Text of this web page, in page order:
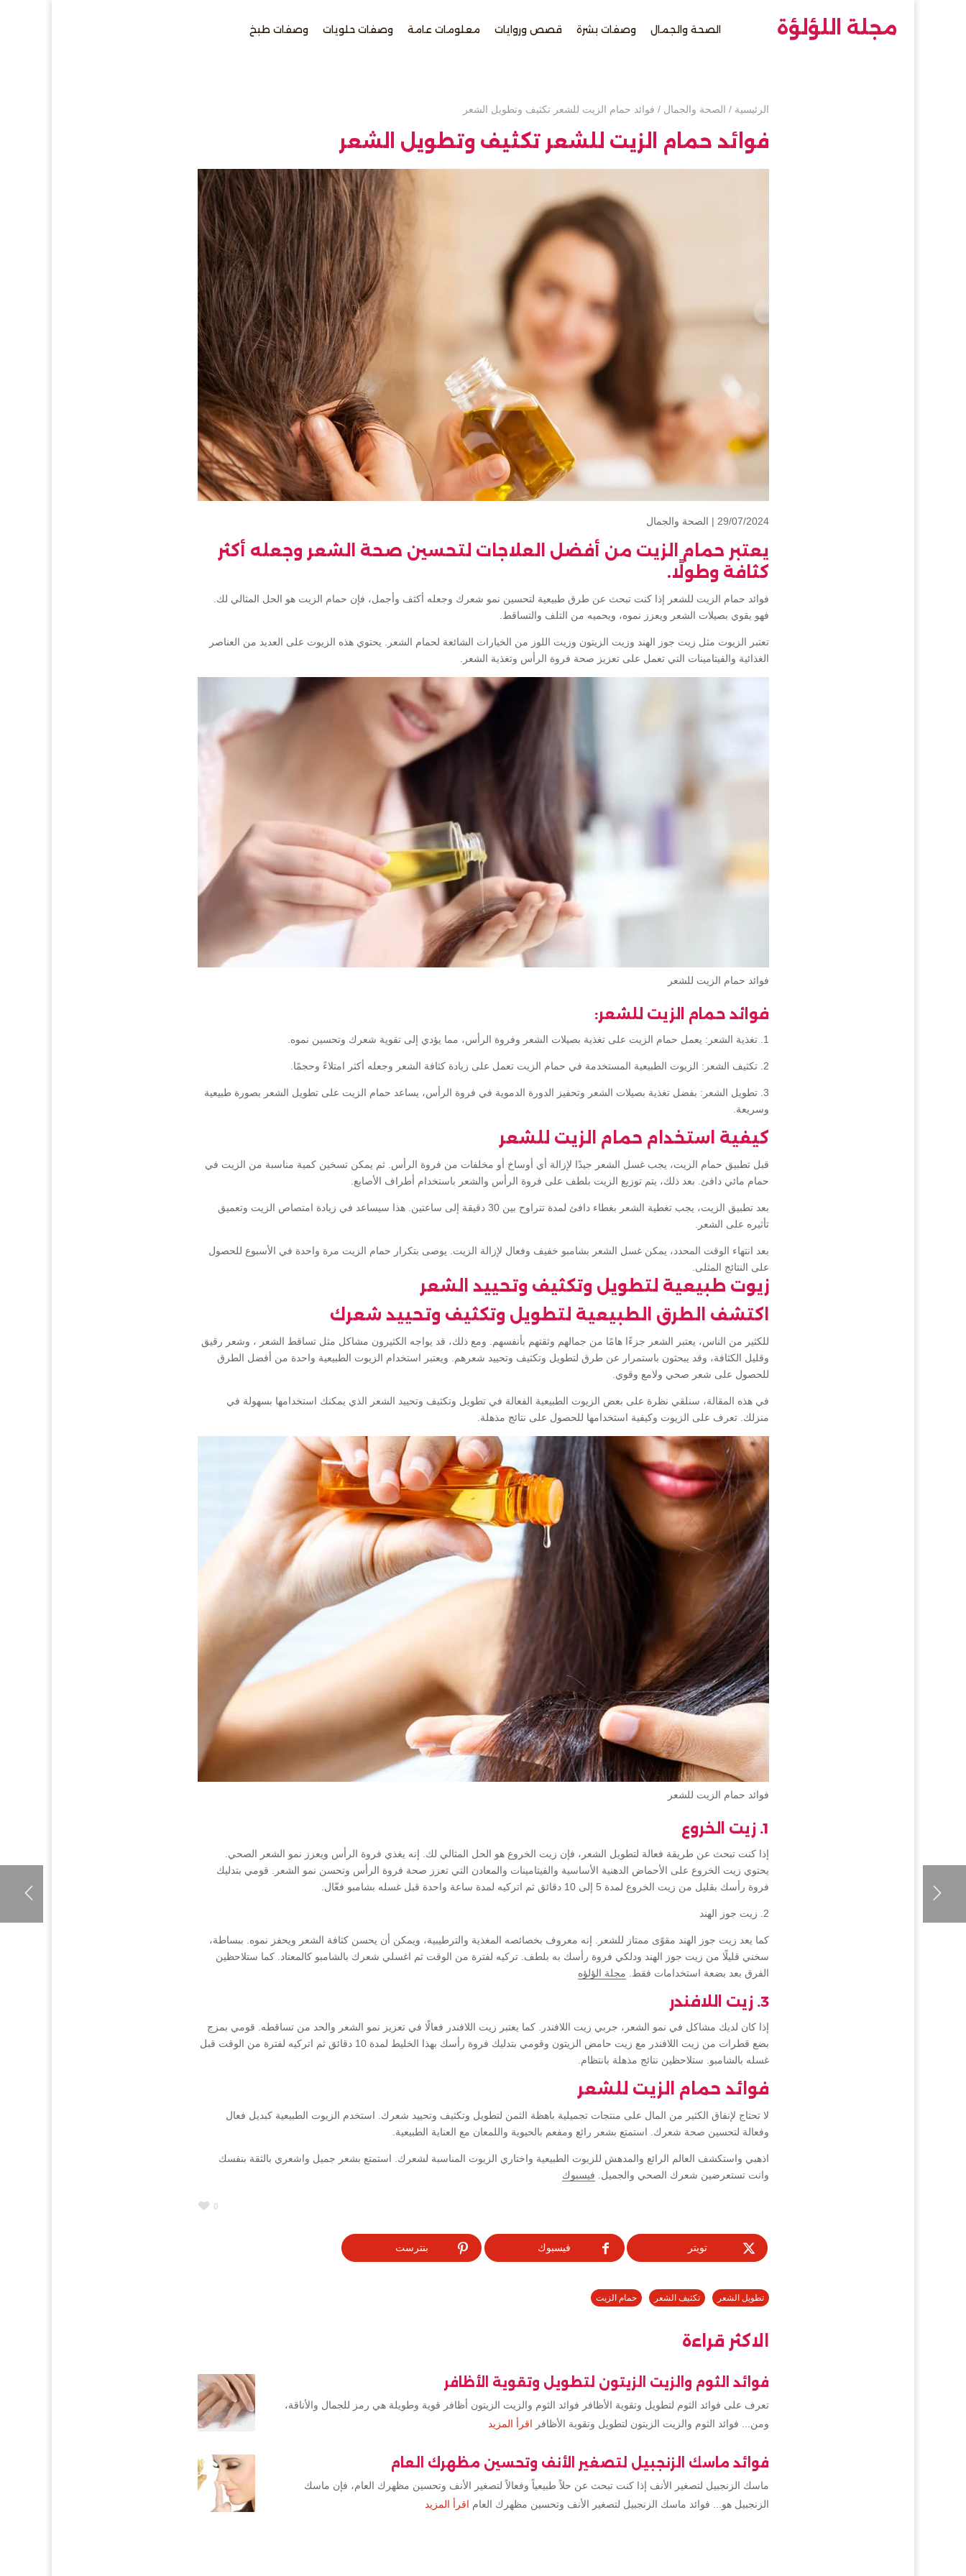
مجلة اللؤلؤة الصحة والجمال وصفات بشرة قصص وروايات معلومات عامة وصفات حلويات وصفات طبخ
الرئيسية / الصحة والجمال / فوائد حمام الزيت للشعر تكثيف وتطويل الشعر
فوائد حمام الزيت للشعر تكثيف وتطويل الشعر
29/07/2024 | الصحة والجمال
يعتبر حمام الزيت من أفضل العلاجات لتحسين صحة الشعر وجعله أكثر
كثافة وطولًا.
فوائد حمام الزيت للشعر إذا كنت تبحث عن طرق طبيعية لتحسين نمو شعرك وجعله أكثف وأجمل، فإن حمام الزيت هو الحل المثالي لك.
فهو يقوي بصيلات الشعر ويعزز نموه، ويحميه من التلف والتساقط.
تعتبر الزيوت مثل زيت جوز الهند وزيت الزيتون وزيت اللوز من الخيارات الشائعة لحمام الشعر. يحتوي هذه الزيوت على العديد من العناصر
الغذائية والفيتامينات التي تعمل على تعزيز صحة فروة الرأس وتغذية الشعر.
فوائد حمام الزيت للشعر
فوائد حمام الزيت للشعر:
1. تغذية الشعر: يعمل حمام الزيت على تغذية بصيلات الشعر وفروة الرأس، مما يؤدي إلى تقوية شعرك وتحسين نموه.
2. تكثيف الشعر: الزيوت الطبيعية المستخدمة في حمام الزيت تعمل على زيادة كثافة الشعر وجعله أكثر امتلاءً وحجمًا.
3. تطويل الشعر: بفضل تغذية بصيلات الشعر وتحفيز الدورة الدموية في فروة الرأس، يساعد حمام الزيت على تطويل الشعر بصورة طبيعية
وسريعة.
كيفية استخدام حمام الزيت للشعر
قبل تطبيق حمام الزيت، يجب غسل الشعر جيدًا لإزالة أي أوساخ أو مخلفات من فروة الرأس. ثم يمكن تسخين كمية مناسبة من الزيت في
حمام مائي دافئ. بعد ذلك، يتم توزيع الزيت بلطف على فروة الرأس والشعر باستخدام أطراف الأصابع.
بعد تطبيق الزيت، يجب تغطية الشعر بغطاء دافئ لمدة تتراوح بين 30 دقيقة إلى ساعتين. هذا سيساعد في زيادة امتصاص الزيت وتعميق
تأثيره على الشعر.
بعد انتهاء الوقت المحدد، يمكن غسل الشعر بشامبو خفيف وفعال لإزالة الزيت. يوصى بتكرار حمام الزيت مرة واحدة في الأسبوع للحصول
على النتائج المثلى.
زيوت طبيعية لتطويل وتكثيف وتحييد الشعر
اكتشف الطرق الطبيعية لتطويل وتكثيف وتحييد شعرك
للكثير من الناس، يعتبر الشعر جزءًا هامًا من جمالهم وثقتهم بأنفسهم. ومع ذلك، قد يواجه الكثيرون مشاكل مثل تساقط الشعر ، وشعر رقيق
وقليل الكثافة، وقد يبحثون باستمرار عن طرق لتطويل وتكثيف وتحييد شعرهم. ويعتبر استخدام الزيوت الطبيعية واحدة من أفضل الطرق
للحصول على شعر صحي ولامع وقوي.
في هذه المقالة، سنلقي نظرة على بعض الزيوت الطبيعية الفعالة في تطويل وتكثيف وتحييد الشعر الذي يمكنك استخدامها بسهولة في
منزلك. تعرف على الزيوت وكيفية استخدامها للحصول على نتائج مذهلة.
فوائد حمام الزيت للشعر
1. زيت الخروع
إذا كنت تبحث عن طريقة فعالة لتطويل الشعر، فإن زيت الخروع هو الحل المثالي لك. إنه يغذي فروة الرأس ويعزز نمو الشعر الصحي.
يحتوي زيت الخروع على الأحماض الدهنية الأساسية والفيتامينات والمعادن التي تعزز صحة فروة الرأس وتحسن نمو الشعر. قومي بتدليك
فروة رأسك بقليل من زيت الخروع لمدة 5 إلى 10 دقائق ثم اتركيه لمدة ساعة واحدة قبل غسله بشامبو فعّال.
2. زيت جوز الهند
كما يعد زيت جوز الهند مقوًى ممتاز للشعر. إنه معروف بخصائصه المغذية والترطيبية، ويمكن أن يحسن كثافة الشعر ويحفز نموه. ببساطة،
سخني قليلًا من زيت جوز الهند ودلكي فروة رأسك به بلطف. تركيه لفترة من الوقت ثم اغسلي شعرك بالشامبو كالمعتاد. كما ستلاحظين
الفرق بعد بضعة استخدامات فقط. مجلة الؤلؤه
3. زيت اللافندر
إذا كان لديك مشاكل في نمو الشعر، جربي زيت اللافندر. كما يعتبر زيت اللافندر فعالًا في تعزيز نمو الشعر والحد من تساقطه. قومي بمزج
بضع قطرات من زيت اللافندر مع زيت حامض الزيتون وقومي بتدليك فروة رأسك بهذا الخليط لمدة 10 دقائق ثم اتركيه لفترة من الوقت قبل
غسله بالشامبو. ستلاحظين نتائج مذهلة بانتظام.
فوائد حمام الزيت للشعر
لا تحتاج لإنفاق الكثير من المال على منتجات تجميلية باهظة الثمن لتطويل وتكثيف وتحييد شعرك. استخدم الزيوت الطبيعية كبديل فعال
وفعالة لتحسين صحة شعرك. استمتع بشعر رائع ومفعم بالحيوية واللمعان مع العناية الطبيعية.
اذهبي واستكشف العالم الرائع والمدهش للزيوت الطبيعية واختاري الزيوت المناسبة لشعرك. استمتع بشعر جميل واشعري بالثقة بنفسك
وانت تستعرضين شعرك الصحي والجميل. فيسبوك
0
تويتر فيسبوك بنترست
تطويل الشعر تكثيف الشعر حمام الزيت
الاكثر قراءة
فوائد الثوم والزيت الزيتون لتطويل وتقوية الأظافر
تعرف على فوائد الثوم لتطويل وتقوية الأظافر فوائد الثوم والزيت الزيتون أظافر قوية وطويلة هي رمز للجمال والأناقة،
ومن... فوائد الثوم والزيت الزيتون لتطويل وتقوية الأظافر اقرأ المزيد
فوائد ماسك الزنجبيل لتصغير الأنف وتحسين مظهرك العام
ماسك الزنجبيل لتصغير الأنف إذا كنت تبحث عن حلاً طبيعياً وفعالاً لتصغير الأنف وتحسين مظهرك العام، فإن ماسك
الزنجبيل هو... فوائد ماسك الزنجبيل لتصغير الأنف وتحسين مظهرك العام اقرأ المزيد